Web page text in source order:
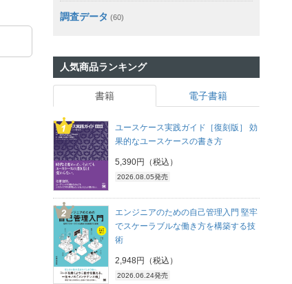
調査データ (60)
人気商品ランキング
書籍 電子書籍
ユースケース実践ガイド［復刻版］ 効
果的なユースケースの書き方
5,390円（税込）
2026.08.05発売
エンジニアのための自己管理入門 堅牢
でスケーラブルな働き方を構築する技
術
2,948円（税込）
2026.06.24発売